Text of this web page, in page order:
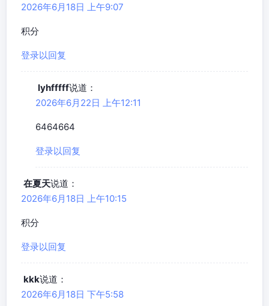
2026年6月18日 上午9:07
积分
登录以回复
lyhfffff说道：
2026年6月22日 上午12:11
6464664
登录以回复
在夏天说道：
2026年6月18日 上午10:15
积分
登录以回复
kkk说道：
2026年6月18日 下午5:58